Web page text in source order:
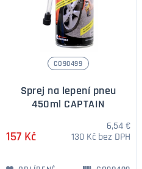
CO90499
Sprej na lepení pneu
450ml CAPTAIN
157 Kč
6,54 €
130 Kč bez DPH